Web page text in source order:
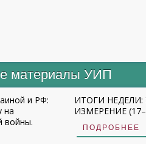
материалы УИП
и РФ:
на
войны.
ИТОГИ
ИЗМЕРЕНИЕ
ПОДРОБНЕЕ